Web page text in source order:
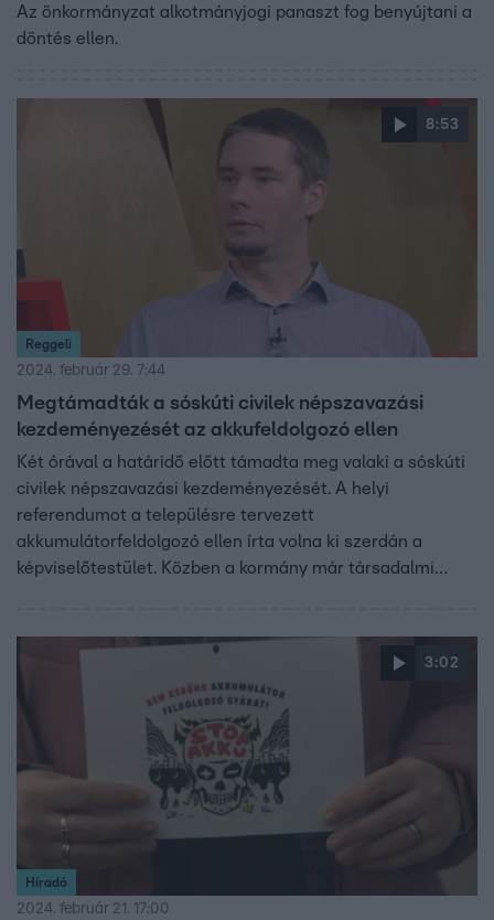
Az önkormányzat alkotmányjogi panaszt fog benyújtani a
döntés ellen.
8:53
Reggeli
2024. február 29. 7:44
Megtámadták a sóskúti civilek népszavazási
kezdeményezését az akkufeldolgozó ellen
Két órával a határidő előtt támadta meg valaki a sóskúti
civilek népszavazási kezdeményezését. A helyi
referendumot a településre tervezett
akkumulátorfeldolgozó ellen írta volna ki szerdán a
képviselőtestület. Közben a kormány már társadalmi
nyilvánítaná a sóskúti akkufeldolgozót. Ha elfogadják,
3:02
Híradó
2024. február 21. 17:00